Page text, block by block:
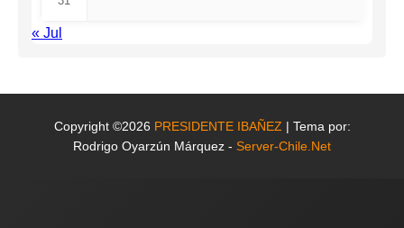
« Jul
Copyright ©2026 PRESIDENTE IBAÑEZ | Tema por:
Rodrigo Oyarzún Márquez - Server-Chile.Net